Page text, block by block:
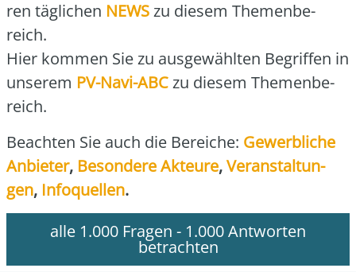
ren täg­li­chen NEWSzu die­sem The­men­be­
reich.
Hier kom­men Sie zu aus­ge­wähl­ten Begrif­fen in
unse­rem PV-Navi-ABCzu die­sem The­men­be­
reich.
Beach­ten Sie auch die Berei­che: Gewerb­li­che
Anbie­ter, Beson­de­re Akteu­re,Ver­an­stal­tun­
gen, Info­quel­len.
alle 1.000 Fragen - 1.000 Antworten
betrachten